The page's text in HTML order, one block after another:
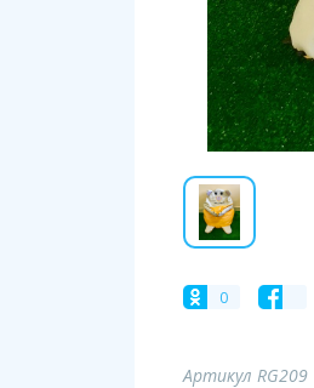
0
Артикул RG209